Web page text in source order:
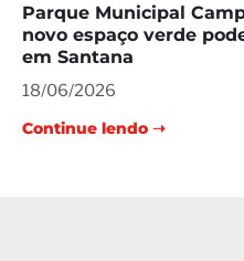
Parque Municipal
novo espaço verde
em Santana
18/06/2026
Continue lendo ➝